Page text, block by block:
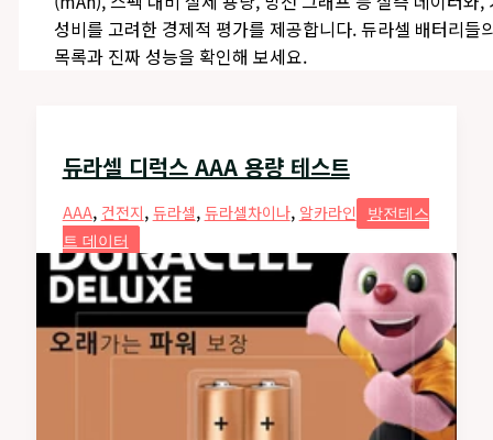
성비를 고려한 경제적 평가를 제공합니다. 듀라셀 배터리들
목록과 진짜 성능을 확인해 보세요.
듀라셀 디럭스 AAA 용량 테스트
AAA, 건전지, 듀라셀, 듀라셀차이나, 알카라인
방전테스
트 데이터